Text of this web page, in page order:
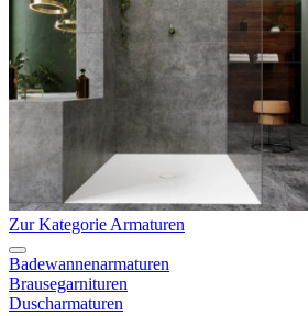
Zur Kategorie Armaturen
Badewannenarmaturen
Brausegarnituren
Duscharmaturen